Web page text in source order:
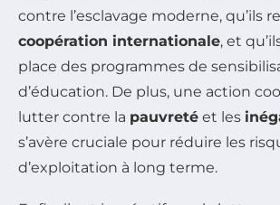
contre l’esclavage moderne, qu’ils
coopération internationale, et
place des programmes de
d’éducation. De plus, une action
lutter contre la pauvreté et les
s’avère cruciale pour réduire les
d’exploitation à long terme.